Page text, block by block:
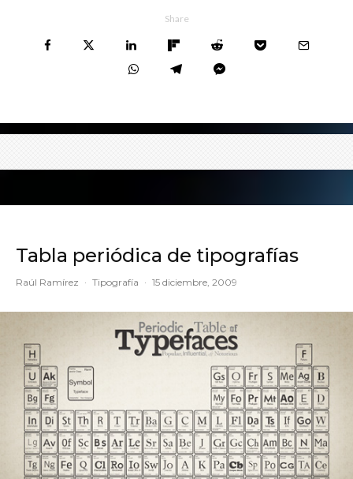
Share
Tabla periódica de tipografías
Raúl Ramírez · Tipografía · 15 diciembre, 2009